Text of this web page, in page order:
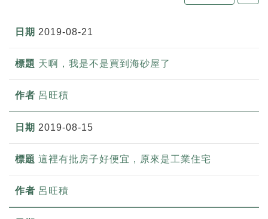
2019-08-21
天啊，我是不是買到海砂屋了
呂旺積
2019-08-15
這裡有批房子好便宜，原來是工業住宅
呂旺積